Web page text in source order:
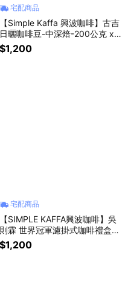
宅配商品
【Simple Kaffa 興波咖啡】古吉
日曬咖啡豆-中深焙-200公克 x2
包
$1,200
宅配商品
【SIMPLE KAFFA興波咖啡】吳
則霖 世界冠軍濾掛式咖啡禮盒18
包組 x1盒 (阿寶綜合.衣索比亞日
曬.衣索比亞水洗)
$1,200